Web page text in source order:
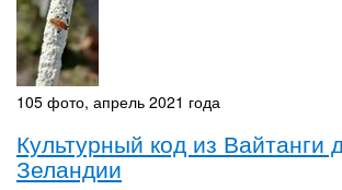
105 фото, апрель 2021 года
Культурный код из Вайтанги
Зеландии